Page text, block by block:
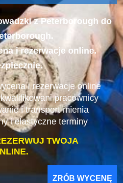
z Peterborough do
i rezerwacje online.
i rezerwacje online
pracownicy
i transport mienia
i elastyczne terminy
TWOJA
ZRÓB WYCENĘ